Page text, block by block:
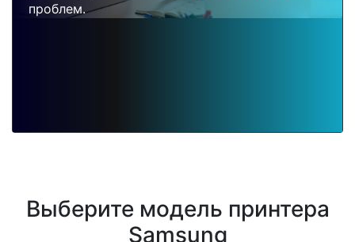
проблем.
Выберите модель принтера
Samsung